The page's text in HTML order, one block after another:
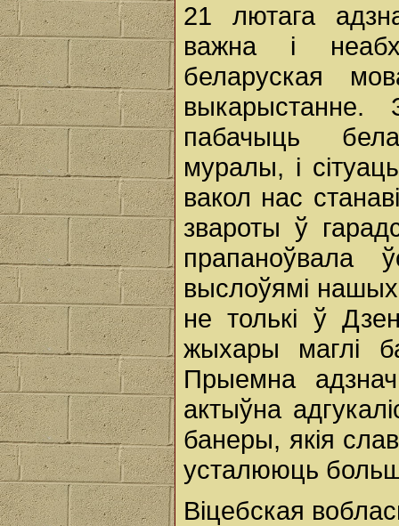
21 лютага
важна і
беларуская
пабачыць
муралы, і
вакол нас
звароты ў
прапаноўвала
выслоўямі нашых
не толькі ў
жыхары маглі
Прыемна
актыўна
банеры, якія
усталююць больш
Віцебская